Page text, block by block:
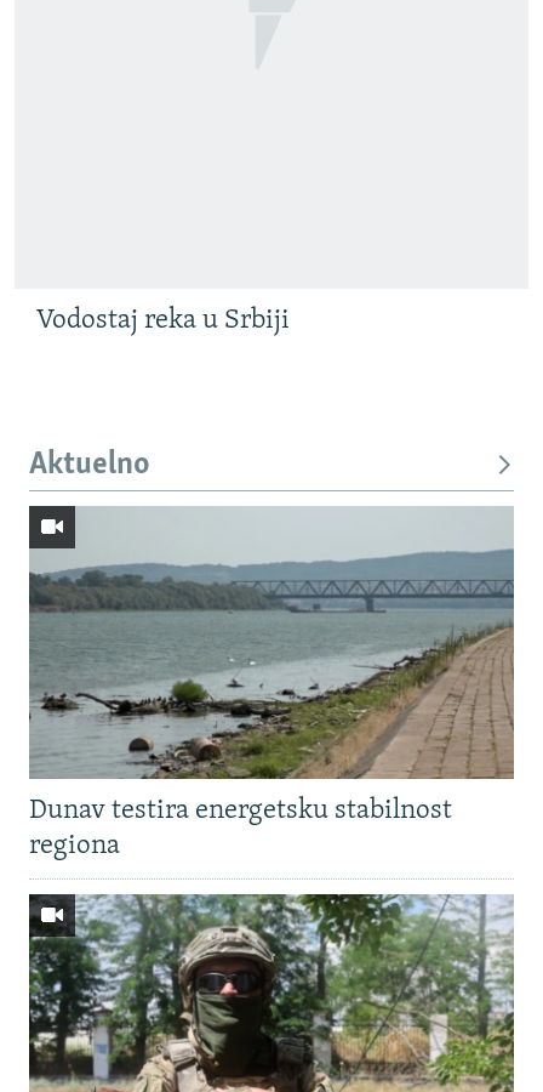
Vodostaj reka u Srbiji
Aktuelno
Dunav testira energetsku stabilnost
regiona